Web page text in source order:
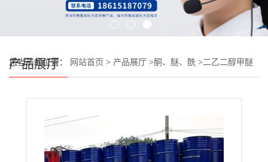
产品展厅
您当前的位置： 网站首页 > 产品展厅 >酮、醚、酰 > 二乙二醇甲醚